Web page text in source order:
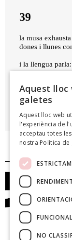
39
la musa
dones i llunes
i la llengua parla:
La victòria de la
Aquest
galetes
Aquest lloc web
l'experiència de
acceptau totes
nostra Política de
RENDIMENT
NO